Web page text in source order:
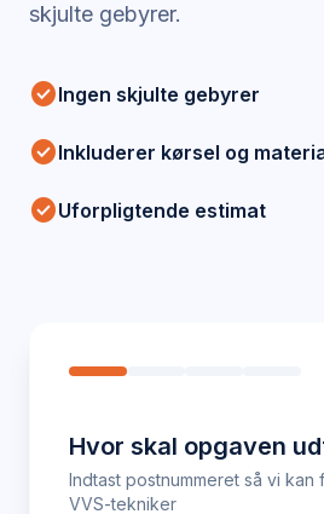
skjulte gebyrer.
check_circleIngen skjulte gebyrer
check_circleInkluderer kørsel og
check_circleUforpligtende estimat
Hvor skal opgaven
Indtast postnummeret så vi kan
VVS-tekniker